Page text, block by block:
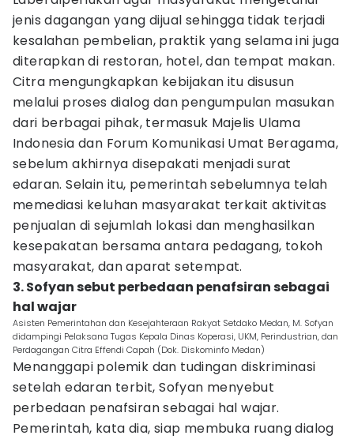
jenis dagangan yang dijual sehingga tidak terjadi
kesalahan pembelian, praktik yang selama ini juga
diterapkan di restoran, hotel, dan tempat makan.
Citra mengungkapkan kebijakan itu disusun
melalui proses dialog dan pengumpulan masukan
dari berbagai pihak, termasuk Majelis Ulama
Indonesia dan Forum Komunikasi Umat Beragama,
sebelum akhirnya disepakati menjadi surat
edaran. Selain itu, pemerintah sebelumnya telah
memediasi keluhan masyarakat terkait aktivitas
penjualan di sejumlah lokasi dan menghasilkan
kesepakatan bersama antara pedagang, tokoh
masyarakat, dan aparat setempat.
3. Sofyan sebut perbedaan penafsiran sebagai
hal wajar
Asisten Pemerintahan dan Kesejahteraan Rakyat Setdako Medan, M. Sofyan
didampingi Pelaksana Tugas Kepala Dinas Koperasi, UKM, Perindustrian, dan
Perdagangan Citra Effendi Capah (Dok. Diskominfo Medan)
Menanggapi polemik dan tudingan diskriminasi
setelah edaran terbit, Sofyan menyebut
perbedaan penafsiran sebagai hal wajar.
Pemerintah, kata dia, siap membuka ruang dialog